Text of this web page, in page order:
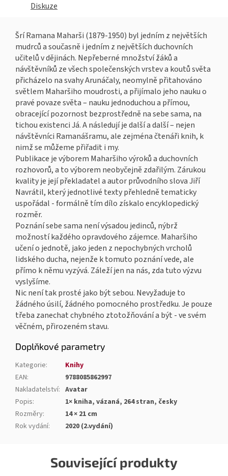
Související produkty
Diskuze
Šrí Ramana Maharši (1879-1950) byl jedním z největších
mudrců a současně i jedním z největších duchovních
učitelů v dějinách. Nepřeberné množství žáků a
návštěvníků ze všech společenských vrstev a koutů světa
přicházelo na svahy Arunáčaly, neomylně přitahováno
světlem Maharšiho moudrosti, a přijímalo jeho nauku o
pravé povaze světa – nauku jednoduchou a přímou,
obracející pozornost bezprostředně na sebe sama, na
tichou existenci Já. A následují je další a další – nejen
návštěvníci Ramanášramu, ale zejména čtenáři knih, k
nimž se můžeme přiřadit i my.
Publikace je výborem Maharšiho výroků a duchovních
rozhovorů, a to výborem neobyčejně zdařilým. Zárukou
kvality je její překladatel a autor průvodního slova Jiří
Navrátil, který jednotlivé texty přehledně tematicky
uspořádal - formálně tím dílo získalo encyklopedický
rozměr.
Poznání sebe sama není výsadou jedinců, nýbrž
možností každého opravdového zájemce. Maharšiho
učení o jednotě, jako jeden z nepochybných vrcholů
lidského ducha, nejenže k tomuto poznání vede, ale
přímo k němu vyzývá. Záleží jen na nás, zda tuto výzvu
vyslyšíme.
Nic není tak prosté jako být sebou. Nevyžaduje to
žádného úsilí, žádného pomocného prostředku. Je pouze
třeba zanechat chybného ztotožňování a být - ve svém
věčném, přirozeném stavu.
Doplňkové parametry
Kategorie:
Knihy
EAN:
9788085862997
Nakladatelství: Avatar
Popis:
1× kniha, vázaná, 264 stran, česky
Rozměry:
14 × 21 cm
Rok vydání: 2020 (2.vydání)